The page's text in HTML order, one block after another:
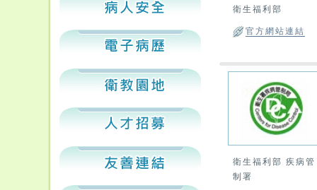
衛生福利部
官方網站連結
衛生福利部 疾病管
制署